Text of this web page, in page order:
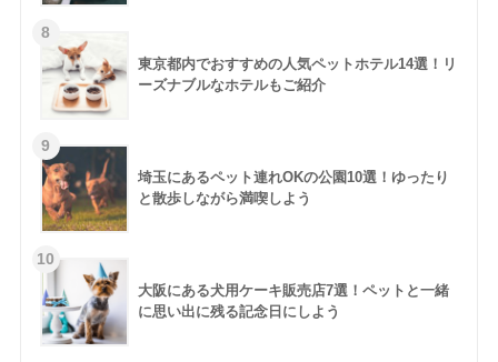
東京都内でおすすめの人気ペットホテル14選！リ
ーズナブルなホテルもご紹介
埼玉にあるペット連れOKの公園10選！ゆったり
と散歩しながら満喫しよう
大阪にある犬用ケーキ販売店7選！ペットと一緒
に思い出に残る記念日にしよう